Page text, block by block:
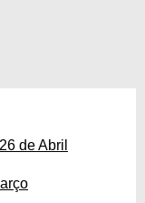
de Abril